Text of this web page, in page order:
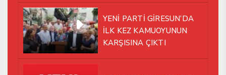
YÜRÜMEYE KARAR VERDİK
YENİ PARTİ GİRESUN’DA
İLK KEZ KAMUOYUNUN
KARŞISINA ÇIKTI